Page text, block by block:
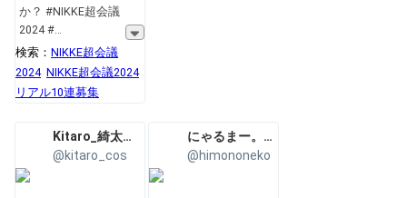
か？ #NIKKE超会議
2024 #
検索： NIKKE超会議
2024 NIKKE超会議2024
リアル10連募集
Kitaro_綺太郎✨💞
@kitaro_cos
にゃるまー。🦊Nyarumaa.
@himononeko